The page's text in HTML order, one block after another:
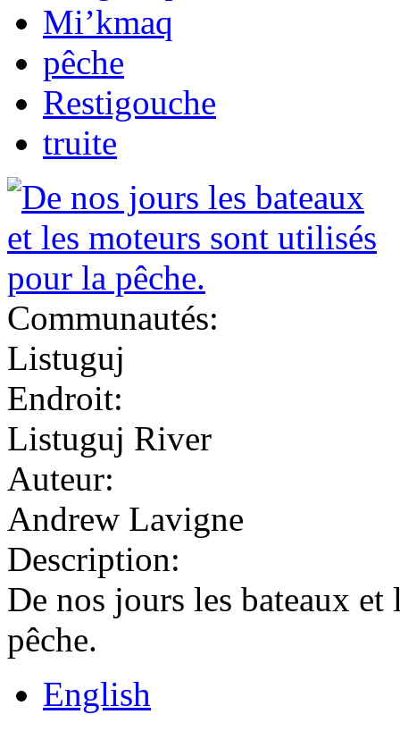
Mi’kmaq
pêche
Restigouche
truite
Communautés:
Listuguj
Endroit:
Listuguj River
Auteur:
Andrew Lavigne
Description:
De nos jours les bateaux
pêche.
English